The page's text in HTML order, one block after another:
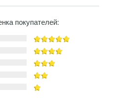
покупателей: